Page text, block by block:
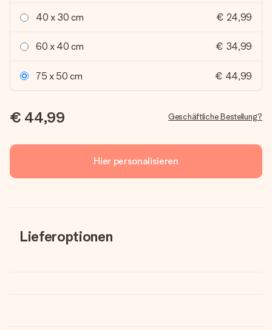
40 x 30 cm € 24,99
60 x 40 cm € 34,99
75 x 50 cm € 44,99
€ 44,99 Geschäftliche Bestellung?
Hier personalisieren
Lieferoptionen